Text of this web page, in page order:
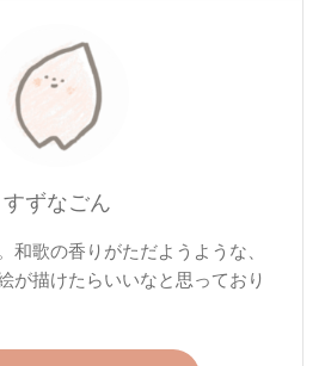
すずなごん
和歌の香りがただようような、
が描けたらいいなと思っており